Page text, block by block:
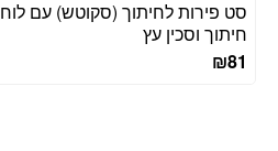
סט פירות לחיתוך (סקוטש) עם לוח
חיתוך וסכין עץ
₪81